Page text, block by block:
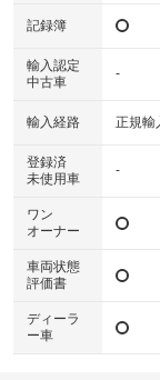
記録簿
輸入認定
中古車
-
輸入経路 正規輸
登録済
未使用車
-
ワン
オーナー
車両状態
評価書
ディーラ
ー車